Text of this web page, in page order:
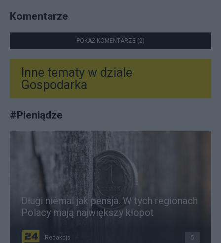
Komentarze
POKAŻ KOMENTARZE (2)
Inne tematy w dziale
Gospodarka
#Pieniądze
Długi niemal jak pensja. W tych regionach
Polacy mają największy kłopot
Redakcja 5